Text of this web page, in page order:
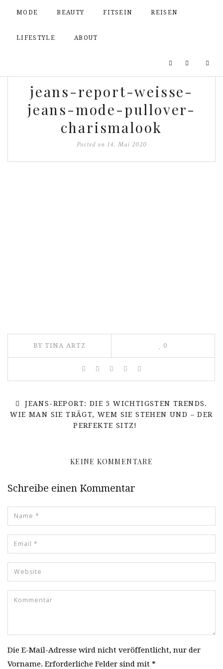
MODE BEAUTY FITSEIN REISEN
LIFESTYLE ABOUT
jeans-report-weisse-
jeans-mode-pullover-
charismalook
Posted on 14. Mai 2020
BY TINA ARTZ 0
JEANS-REPORT: DIE 5 WICHTIGSTEN TRENDS.
WIE MAN SIE TRÄGT, WEM SIE STEHEN UND – DER
PERFEKTE SITZ!
KEINE KOMMENTARE
Schreibe einen Kommentar
Die E-Mail-Adresse wird nicht veröffentlicht, nur der
Vorname. Erforderliche Felder sind mit *